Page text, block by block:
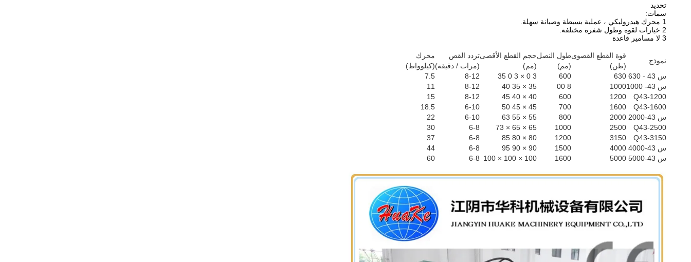
تحديد
سمات:
1 محرك هيدروليكي ، عملية بسيطة وصيانة سهلة.
2 خيارات لقوة وطول شفرة مختلفة.
3 لا مسامير قاعدة
نموذج
قوة القطع القصوى
(طن)
طول النصل
(مم)
حجم القطع الأقصى
(مم)
تردد القص
(مرات / دقيقة)
محرك
(كيلوواط)
س 43 - 630
630
600
3 0 × 3 0 35
8-12
7.5
س 43- 1000
1000
8 00
35 × 35 40
8-12
11
Q43-1200
1200
600
40 × 40 45
8-12
15
Q43-1600
1600
700
45 × 45 50
6-10
18.5
س 43-2000
2000
800
55 × 55 63
6-10
22
Q43-2500
2500
1000
65 × 65 × 73
6-8
30
Q43-3150
3150
1200
80 × 80 85
6-8
37
س 43-4000
4000
1500
90 × 90 95
6-8
44
س 43-5000
5000
1600
100 × 100 × 100
6-8
60